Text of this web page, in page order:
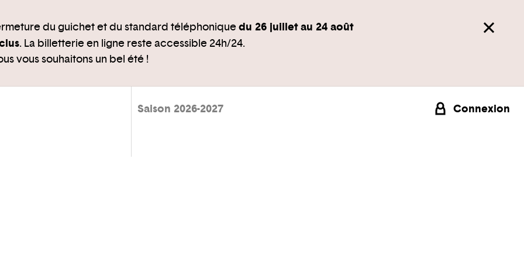
du guichet et du standard téléphoniquedu 26 juillet au 24 août
. La billetterie en ligne reste accessible 24h/24.
vous souhaitons un bel été !
Saison 2026-2027 Connexion